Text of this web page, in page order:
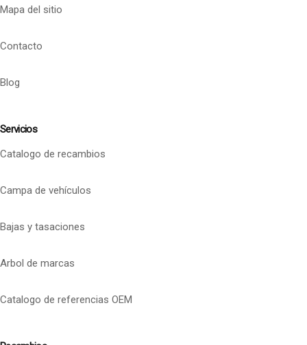
Mapa del sitio
Contacto
Blog
Servicios
Catalogo de recambios
Campa de vehículos
Bajas y tasaciones
Arbol de marcas
Catalogo de referencias OEM